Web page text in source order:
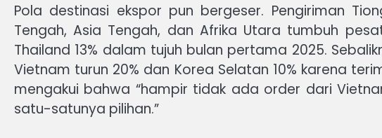
Pola destinasi ekspor pun bergeser. Pengiriman
Tengah, Asia Tengah, dan Afrika Utara tumbuh
Thailand 13% dalam tujuh bulan pertama 2025.
Vietnam turun 20% dan Korea Selatan 10% karena
mengakui bahwa “hampir tidak ada order dari
satu-satunya pilihan.”